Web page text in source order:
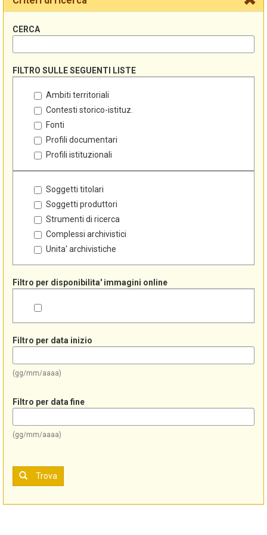
CERCA
FILTRO SULLE SEGUENTI LISTE
Ambiti territoriali
Contesti storico-istituz.
Fonti
Profili documentari
Profili istituzionali
Soggetti titolari
Soggetti produttori
Strumenti di ricerca
Complessi archivistici
Unita' archivistiche
Filtro per disponibilita' immagini online
Filtro per data inizio
(gg/mm/aaaa)
Filtro per data fine
(gg/mm/aaaa)
Trova